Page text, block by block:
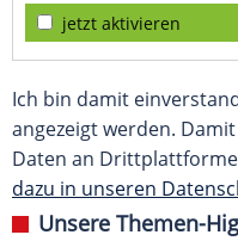
jetzt aktivieren
Ich bin damit
angezeigt werden.
Daten an
dazu in unseren
Unsere Themen-